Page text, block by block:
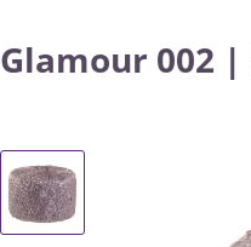
Glamour 002